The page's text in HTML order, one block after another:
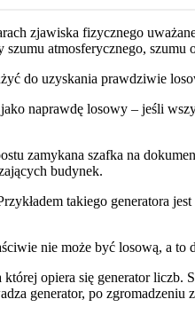
zjawiska fizycznego
atmosferycznego,
do uzyskania prawdziwie
naprawdę losowy – jeśli
zamykana szafka na
budynek.
takiego generatora
nie może być losową, a
opiera się generator liczb.
generator, po